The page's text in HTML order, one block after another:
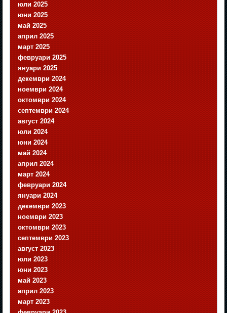
юли 2025
юни 2025
май 2025
април 2025
март 2025
февруари 2025
януари 2025
декември 2024
ноември 2024
октомври 2024
септември 2024
август 2024
юли 2024
юни 2024
май 2024
април 2024
март 2024
февруари 2024
януари 2024
декември 2023
ноември 2023
октомври 2023
септември 2023
август 2023
юли 2023
юни 2023
май 2023
април 2023
март 2023